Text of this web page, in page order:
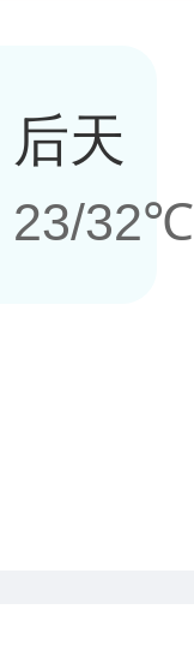
后天
23/32℃